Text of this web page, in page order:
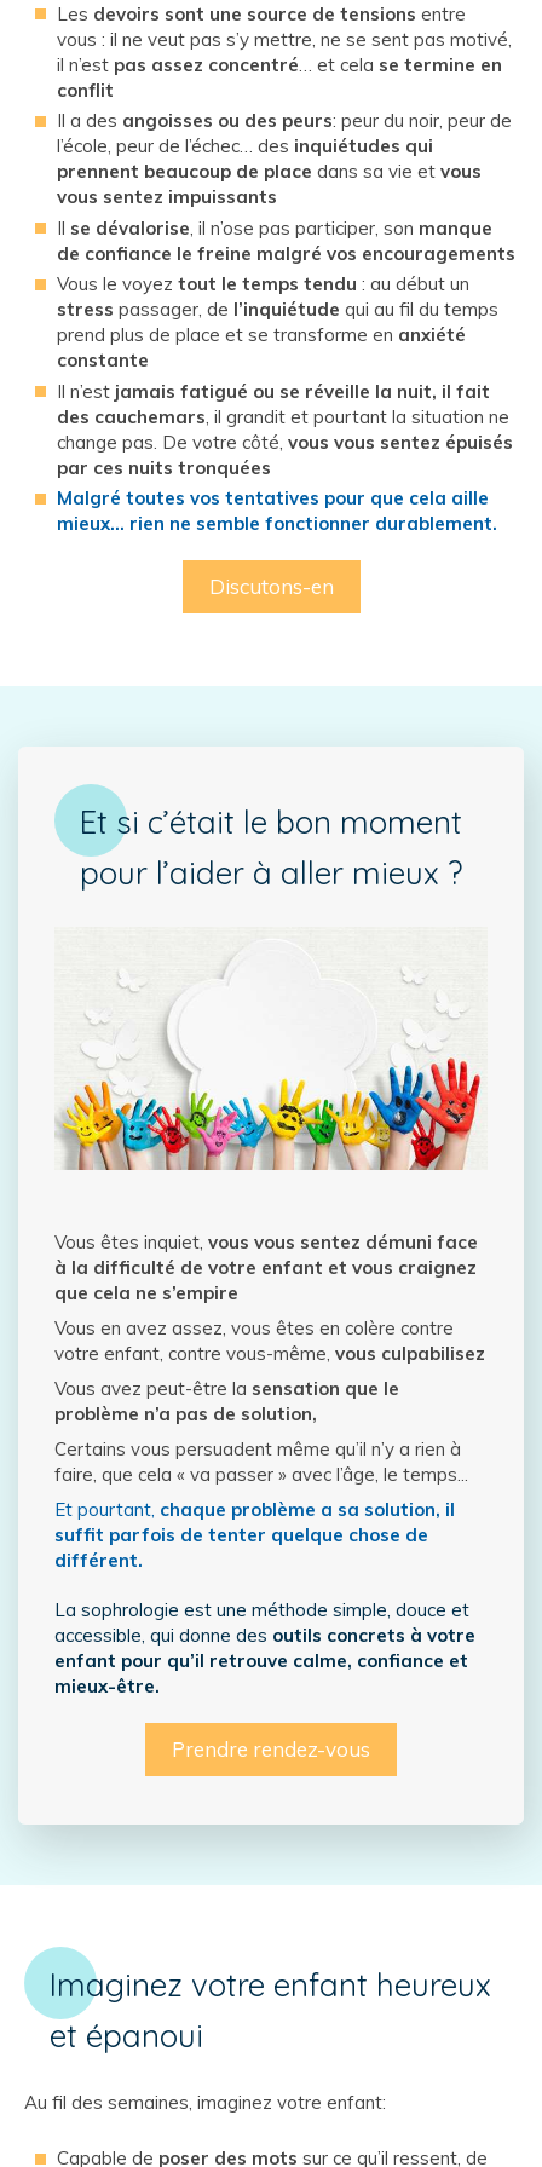
Les devoirs sont une source de tensions entre
vous : il ne veut pas s’y mettre, ne se sent pas motivé,
il n’est pas assez concentré … et cela se termine en
conflit
Il a des angoisses ou des peurs: peur du noir, peur de
l’école, peur de l’échec… des inquiétudes qui
prennent beaucoup de place dans sa vie et vous
vous sentez impuissants
Il se dévalorise , il n’ose pas participer, son manque
de confiance le freine malgré vos encouragements
Vous le voyez tout le temps tendu : au début un
stress passager, de l’inquiétude qui au fil du temps
prend plus de place et se transforme en anxiété
constante
Il n’est jamais fatigué ou se réveille la nuit, il fait
des cauchemars , il grandit et pourtant la situation ne
change pas. De votre côté, vous vous sentez épuisés
par ces nuits tronquées
Malgré toutes vos tentatives pour que cela aille
mieux… rien ne semble fonctionner durablement.
Discutons-en
Et si c’était le bon moment
pour l’aider à aller mieux ?
Vous êtes inquiet, vous vous sentez démuni face
à la difficulté de votre enfant et vous craignez
que cela ne s’empire
Vous en avez assez, vous êtes en colère contre
votre enfant, contre vous-même, vous culpabilisez
Vous avez peut-être la sensation que le
problème n’a pas de solution,
Certains vous persuadent même qu’il n’y a rien à
faire, que cela « va passer » avec l’âge, le temps...
Et pourtant, chaque problème a sa solution, il
suffit parfois de tenter quelque chose de
différent.
La sophrologie est une méthode simple, douce et
accessible, qui donne des outils concrets à votre
enfant pour qu’il retrouve calme, confiance et
mieux-être.
Prendre rendez-vous
Imaginez votre enfant heureux
et épanoui
Au fil des semaines, imaginez votre enfant:
Capable de poser des mots sur ce qu’il ressent, de